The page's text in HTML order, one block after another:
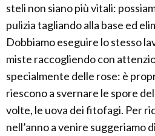
steli non siano più vitali:
pulizia tagliando alla base ed
Dobbiamo eseguire lo stesso
miste raccogliendo con
specialmente delle rose: è
riescono a svernare le spore
volte, le uova dei fitofagi. Per
nell’anno a venire suggeriamo